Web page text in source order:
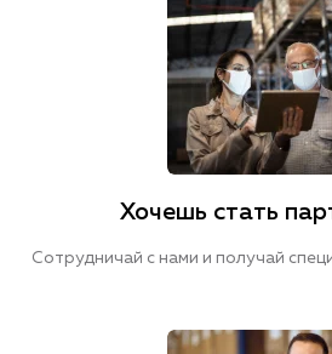
Хочешь стать
Сотрудничай с нами и получай